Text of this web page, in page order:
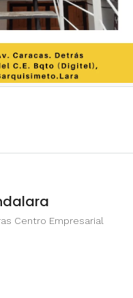
Centro Empresarial